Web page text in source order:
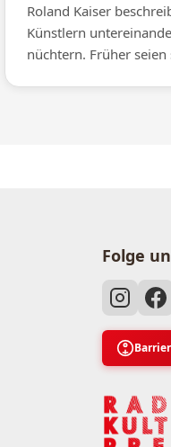
Roland Kaiser
Künstlern
nüchtern. Früher
Folge